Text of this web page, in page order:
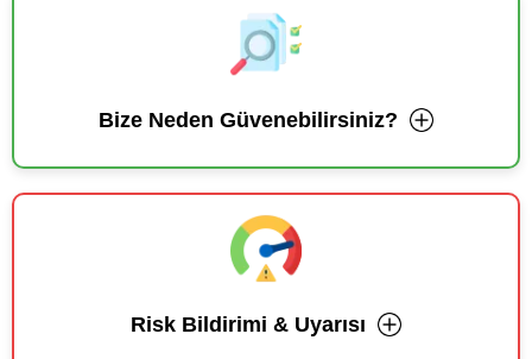
Bize Neden Güvenebilirsiniz?
Risk Bildirimi & Uyarısı